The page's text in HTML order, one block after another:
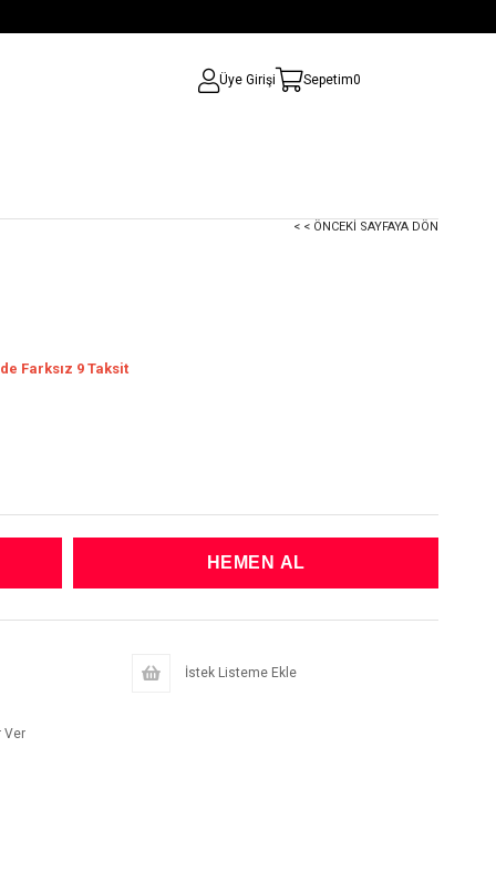
Üye Girişi Sepetim0
< < ÖNCEKI SAYFAYA DÖN
Farksız 9 Taksit
İstek Listeme Ekle
Ver